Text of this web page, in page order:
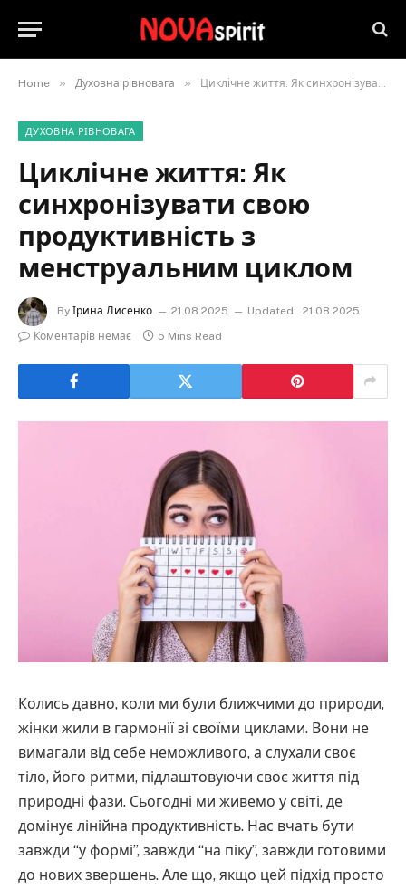
Home » Духовна рівновага » Циклічне життя: Як синхронізувати свою продуктивність з менструальним циклом
ДУХОВНА РІВНОВАГА
Циклічне життя: Як
синхронізувати свою
продуктивність з
менструальним циклом
By Ірина Лисенко 21.08.2025 Updated: 21.08.2025
Коментарів немає
5 Mins Read
Колись давно, коли ми були ближчими до природи,
жінки жили в гармонії зі своїми циклами. Вони не
вимагали від себе неможливого, а слухали своє
тіло, його ритми, підлаштовуючи своє життя під
природні фази. Сьогодні ми живемо у світі, де
домінує лінійна продуктивність. Нас вчать бути
завжди “у формі”, завжди “на піку”, завжди готовими
до нових звершень. Але що, якщо цей підхід просто